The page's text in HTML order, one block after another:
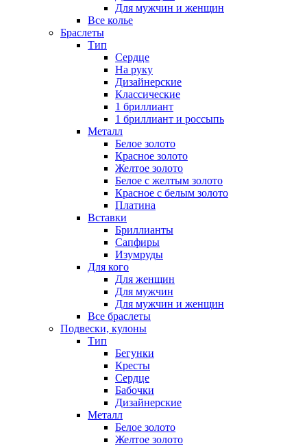
Для мужчин и женщин
Все колье
Браслеты
Тип
Сердце
На руку
Дизайнерские
Классические
1 бриллиант
1 бриллиант и россыпь
Металл
Белое золото
Красное золото
Желтое золото
Белое с желтым золото
Красное с белым золото
Платина
Вставки
Бриллианты
Сапфиры
Изумруды
Для кого
Для женщин
Для мужчин
Для мужчин и женщин
Все браслеты
Подвески, кулоны
Тип
Бегунки
Кресты
Сердце
Бабочки
Дизайнерские
Металл
Белое золото
Желтое золото